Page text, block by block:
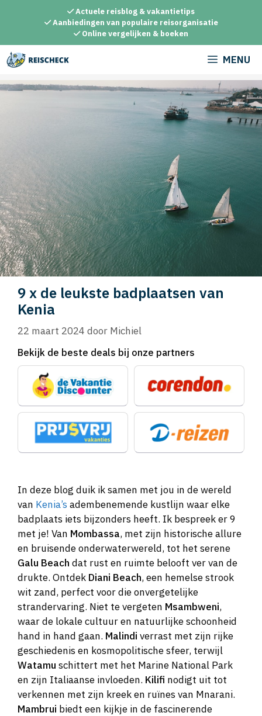
inhoud
Actuele reisblog & vakantietips
Aanbiedingen van populaire reisorganisatie
Online vergelijken & boeken
MENU
9 x de leukste badplaatsen van
Kenia
22 maart 2024 door Michiel
Bekijk de beste deals bij onze partners
In deze blog duik ik samen met jou in de wereld
van Kenia’s adembenemende kustlijn waar elke
badplaats iets bijzonders heeft. Ik bespreek er 9
met je! Van Mombassa, met zijn historische allure
en bruisende onderwaterwereld, tot het serene
Galu Beach dat rust en ruimte belooft ver van de
drukte. Ontdek Diani Beach, een hemelse strook
wit zand, perfect voor die onvergetelijke
strandervaring. Niet te vergeten Msambweni,
waar de lokale cultuur en natuurlijke schoonheid
hand in hand gaan. Malindi verrast met zijn rijke
geschiedenis en kosmopolitische sfeer, terwijl
Watamu schittert met het Marine National Park
en zijn Italiaanse invloeden. Kilifi nodigt uit tot
verkennen met zijn kreek en ruïnes van Mnarani.
Mambrui biedt een kijkje in de fascinerende